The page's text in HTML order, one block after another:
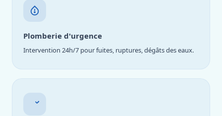
Plomberie d'urgence
Intervention 24h/7 pour fuites, ruptures, dégâts des eaux.